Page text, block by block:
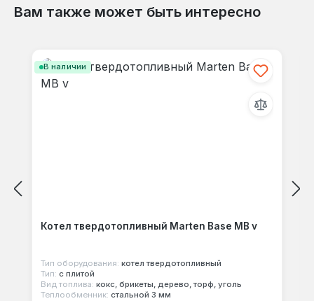
Производство — Украина.
Вам также может быть интересно
В наличии
Котел твердотопливный Marten Base MB v
Тип оборудования: котел твердотопливный
Тип: с плитой
Вид топлива: кокс, брикеты, дерево, торф, уголь
Теплообменник: стальной 3 мм